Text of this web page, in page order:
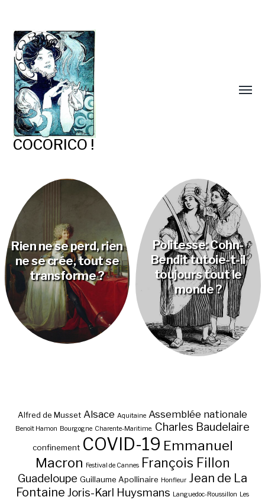
COCORICO !
Rien ne se perd, rien
ne se crée, tout se
transforme ?
Politesse: Cohn-
Bendit tutoie-t-il
toujours tout le
monde ?
Alfred de Musset Alsace Aquitaine Assemblée nationale
Benoît Hamon Bourgogne Charente-Maritime. Charles Baudelaire
confinement COVID-19 Emmanuel
Macron Festival de Cannes François Fillon
Guadeloupe Guillaume Apollinaire Honfleur Jean de La
Fontaine Joris-Karl Huysmans Languedoc-Roussillon Les